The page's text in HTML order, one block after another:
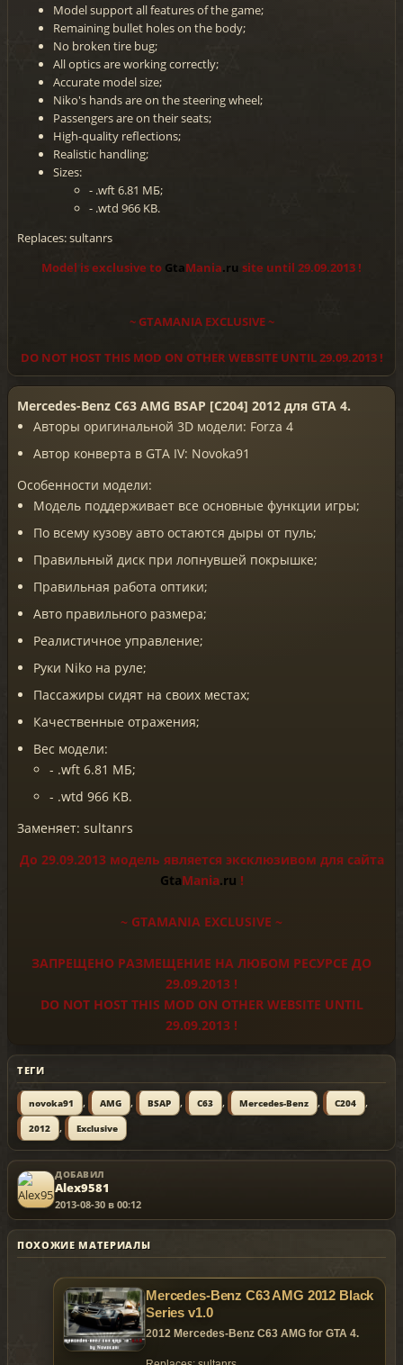
Model support all features of the game;
Remaining bullet holes on the body;
No broken tire bug;
All optics are working correctly;
Accurate model size;
Niko's hands are on the steering wheel;
Passengers are on their seats;
High-quality reflections;
Realistic handling;
Sizes:
- .wft 6.81 МБ;
- .wtd 966 KB.
Replaces: sultanrs
Model is exclusive to GtaMania.ru site until 29.09.2013 !
~ GTAMANIA EXCLUSIVE ~
DO NOT HOST THIS MOD ON OTHER WEBSITE UNTIL 29.09.2013 !
Mercedes-Benz C63 AMG BSAP [C204] 2012 для GTA 4.
Авторы оригинальной 3D модели: Forza 4
Автор конверта в GTA IV: Novoka91
Особенности модели:
Модель поддерживает все основные функции игры;
По всему кузову авто остаются дыры от пуль;
Правильный диск при лопнувшей покрышке;
Правильная работа оптики;
Авто правильного размера;
Реалистичное управление;
Руки Niko на руле;
Пассажиры сидят на своих местах;
Качественные отражения;
Вес модели:
- .wft 6.81 МБ;
- .wtd 966 KB.
Заменяет: sultanrs
До 29.09.2013 модель является эксклюзивом для сайта
GtaMania.ru !
~ GTAMANIA EXCLUSIVE ~
ЗАПРЕЩЕНО РАЗМЕЩЕНИЕ НА ЛЮБОМ РЕСУРСЕ ДО
29.09.2013 !
DO NOT HOST THIS MOD ON OTHER WEBSITE UNTIL
29.09.2013 !
ТЕГИ
novoka91 , AMG , BSAP , C63 , Mercedes-Benz , C204 ,
2012 , Exclusive
ДОБАВИЛ
Alex9581
2013-08-30 в 00:12
ПОХОЖИЕ МАТЕРИАЛЫ
Mercedes-Benz C63 AMG 2012 Black
Series v1.0
2012 Mercedes-Benz C63 AMG for GTA 4.